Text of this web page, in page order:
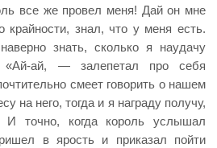
все же провел меня! Дай он мне
знал, что у меня есть.
знать, сколько я наудачу
«Ай-ай, — залепетал про себя
смеет говорить о нашем
на него, тогда и я награду получу,
И точно, когда король услышал
в ярость и приказал пойти